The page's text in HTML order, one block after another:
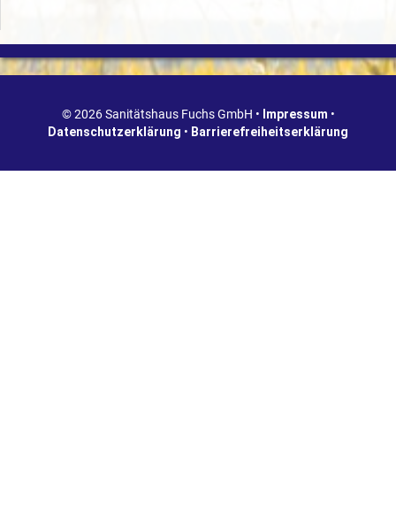
© 2026 Sanitätshaus Fuchs GmbH • Impressum •
Datenschutzerklärung • Barrierefreiheitserklärung